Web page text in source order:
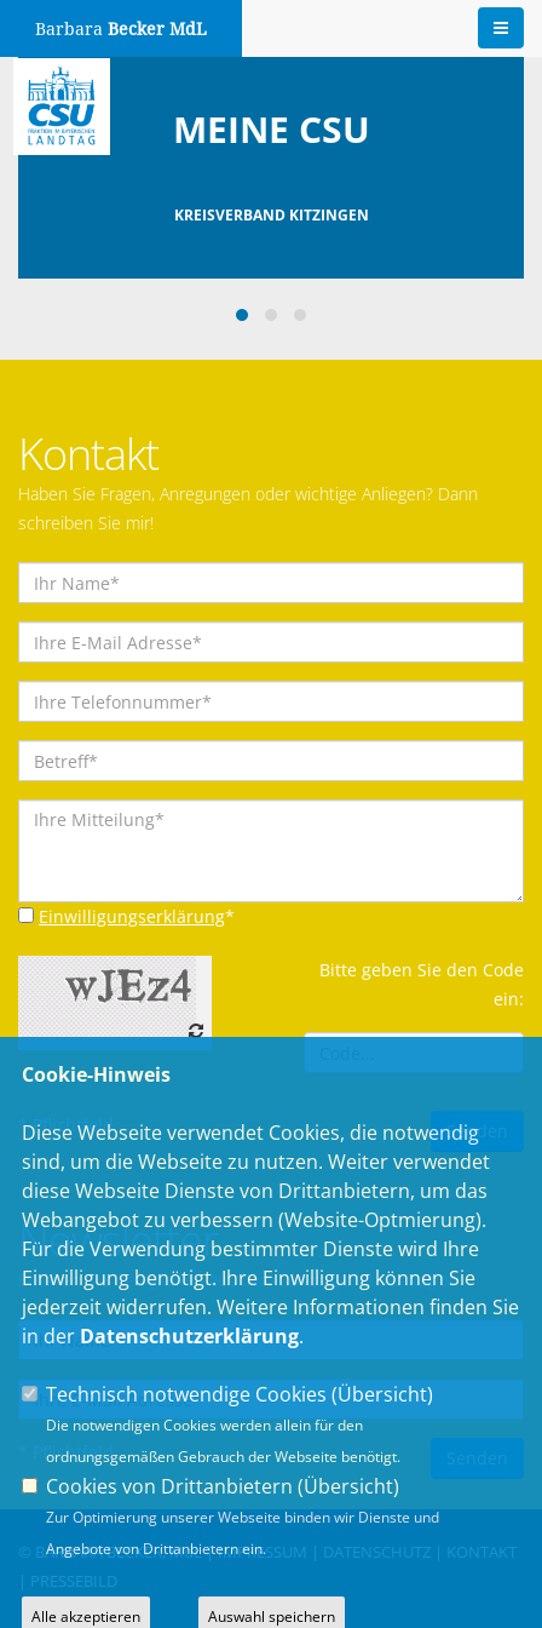
Barbara Becker MdL
MEINE CSU
KREISVERBAND KITZINGEN
Kontakt
Haben Sie Fragen, Anregungen oder wichtige Anliegen? Dann
schreiben Sie mir!
Einwilligungserklärung*
Bitte geben Sie den Code
ein:
* Pflichtfeld
Newsletter
Erhalten Sie Neuigkeiten aus dem Landtag und der Region.
* Pflichtfeld
© BARBARA BECKER, MdL |IMPRESSUM DATENSCHUTZ
KONTAKT
PRESSEBILD
Cookie-Hinweis
Diese Webseite verwendet Cookies, die notwendig
sind, um die Webseite zu nutzen. Weiter verwendet
diese Webseite Dienste von Drittanbietern, um das
Webangebot zu verbessern (Website-Optmierung).
Für die Verwendung bestimmter Dienste wird Ihre
Einwilligung benötigt. Ihre Einwilligung können Sie
jederzeit widerrufen. Weitere Informationen finden Sie
in der Datenschutzerklärung.
Technisch notwendige Cookies (Übersicht)
Die notwendigen Cookies werden allein für den
ordnungsgemäßen Gebrauch der Webseite benötigt.
Cookies von Drittanbietern (Übersicht)
Zur Optimierung unserer Webseite binden wir Dienste und
Angebote von Drittanbietern ein.
Alle akzeptieren Auswahl speichern